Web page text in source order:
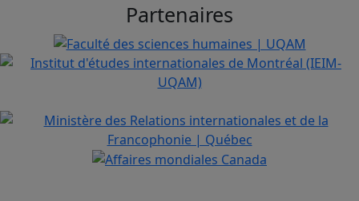
Partenaires